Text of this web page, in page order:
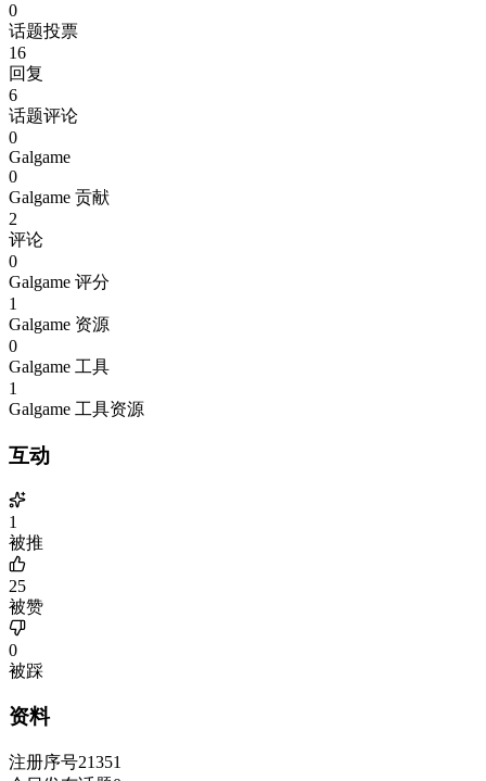
0
话题投票
16
回复
6
话题评论
0
Galgame
0
Galgame 贡献
2
评论
0
Galgame 评分
1
Galgame 资源
0
Galgame 工具
1
Galgame 工具资源
互动
1
被推
25
被赞
0
被踩
资料
注册序号21351